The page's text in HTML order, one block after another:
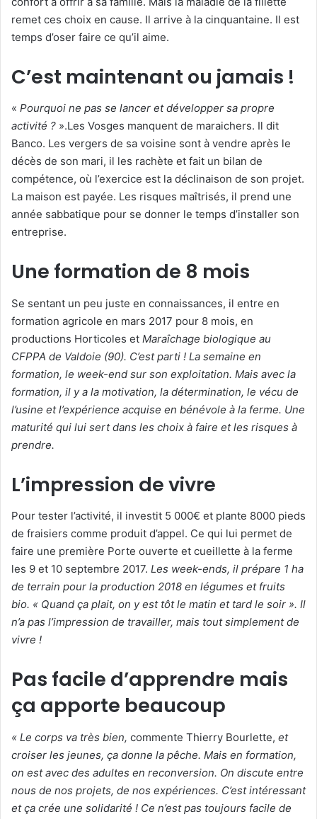
remet ces choix en cause. Il arrive à la cinquantaine. Il est
temps d’oser faire ce qu’il aime.
C’est maintenant ou jamais !
« Pourquoi ne pas se lancer et développer sa propre
activité ? ».Les Vosges manquent de maraichers. Il dit
Banco. Les vergers de sa voisine sont à vendre après le
décès de son mari, il les rachète et fait un bilan de
compétence, où l’exercice est la déclinaison de son projet.
La maison est payée. Les risques maîtrisés, il prend une
année sabbatique pour se donner le temps d’installer son
entreprise.
Une formation de 8 mois
Se sentant un peu juste en connaissances, il entre en
formation agricole en mars 2017 pour 8 mois, en
productions Horticoles et Maraîchage biologique au
CFPPA de Valdoie (90). C’est parti ! La semaine en
formation, le week-end sur son exploitation. Mais avec la
formation, il y a la motivation, la détermination, le vécu de
l’usine et l’expérience acquise en bénévole à la ferme. Une
maturité qui lui sert dans les choix à faire et les risques à
prendre.
L’impression de vivre
Pour tester l’activité, il investit 5 000€ et plante 8000 pieds
de fraisiers comme produit d’appel. Ce qui lui permet de
faire une première Porte ouverte et cueillette à la ferme
les 9 et 10 septembre 2017. Les week-ends, il prépare 1 ha
de terrain pour la production 2018 en légumes et fruits
bio. « Quand ça plait, on y est tôt le matin et tard le soir ». Il
n’a pas l’impression de travailler, mais tout simplement de
vivre !
Pas facile d’apprendre mais
ça apporte beaucoup
« Le corps va très bien, commente Thierry Bourlette, et
croiser les jeunes, ça donne la pêche. Mais en formation,
on est avec des adultes en reconversion. On discute entre
nous de nos projets, de nos expériences. C’est intéressant
et ça crée une solidarité ! Ce n’est pas toujours facile de